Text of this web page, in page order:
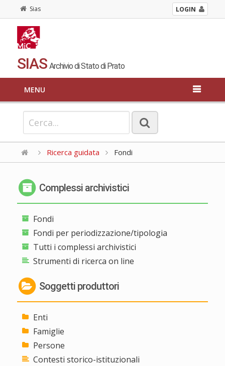
Sias LOGIN
SIAS Archivio di Stato di Prato
MENU
Ricerca guidata Fondi
Complessi archivistici
Fondi
Fondi per periodizzazione/tipologia
Tutti i complessi archivistici
Strumenti di ricerca on line
Soggetti produttori
Enti
Famiglie
Persone
Contesti storico-istituzionali